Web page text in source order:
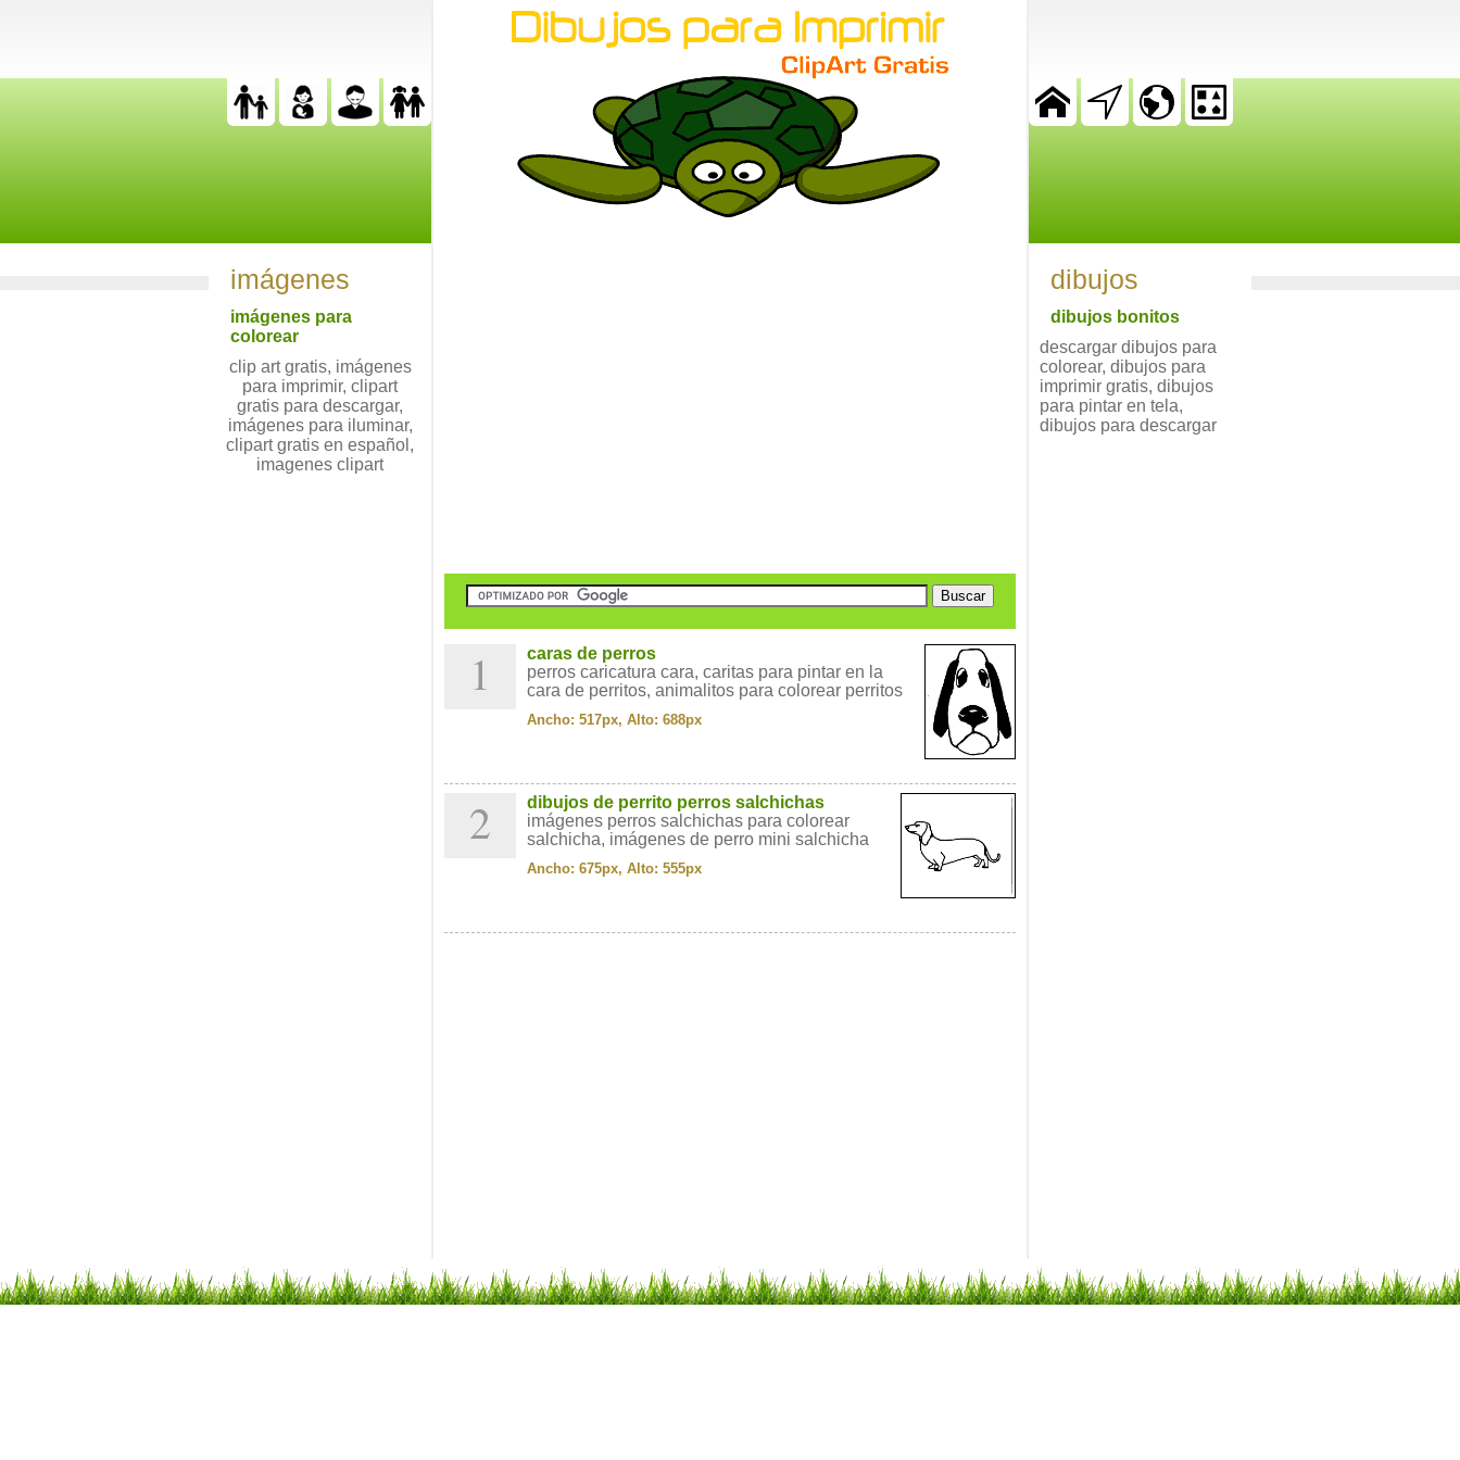
1
caras de perros
perros caricatura cara, caritas para pintar en la
cara de perritos, animalitos para colorear perritos
Ancho: 517px, Alto: 688px
2
dibujos de perrito perros salchichas
imágenes perros salchichas para colorear
salchicha, imágenes de perro mini salchicha
Ancho: 675px, Alto: 555px
imágenes
imágenes para
colorear
clip art gratis, imágenes
para imprimir, clipart
gratis para descargar,
imágenes para iluminar,
clipart gratis en español,
imagenes clipart
dibujos
dibujos bonitos
descargar dibujos para
colorear, dibujos para
imprimir gratis, dibujos
para pintar en tela,
dibujos para descargar